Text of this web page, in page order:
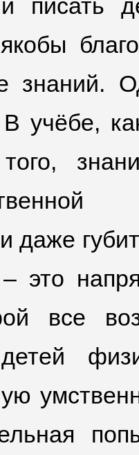
писать
знаний.
В учёбе,
даже
это
все